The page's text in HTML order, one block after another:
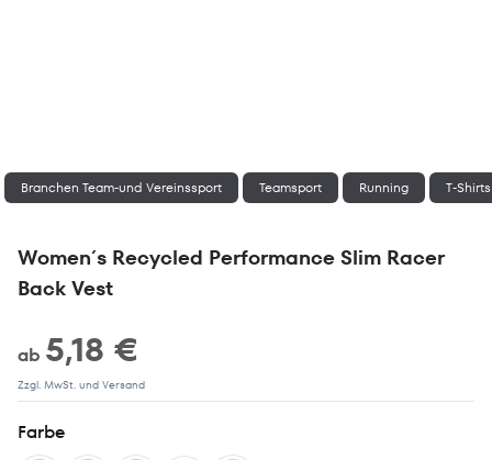
Branchen Team-und Vereinssport Teamsport Running T-
Women´s Recycled Performance Slim Racer
Back Vest
ab 5,18 €
Zzgl. MwSt. und Versand
Farbe